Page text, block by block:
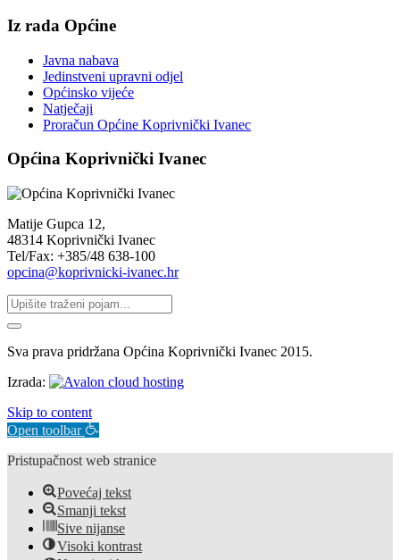
Iz rada Općine
Javna nabava
Jedinstveni upravni odjel
Općinsko vijeće
Natječaji
Proračun Općine Koprivnički Ivanec
Općina Koprivnički Ivanec
Matije Gupca 12,
48314 Koprivnički Ivanec
Tel/Fax: +385/48 638-100
opcina@koprivnicki-ivanec.hr
Sva prava pridržana Općina Koprivnički Ivanec 2015.
Izrada:
Skip to content
Open toolbar
Pristupačnost web stranice
Povećaj tekst
Smanji tekst
Sive nijanse
Visoki kontrast